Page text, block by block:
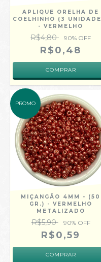
APLIQUE ORELHA DE
COELHINHO (3
- VERMELHO
R$4,80 90% OFF
R$0,48
PROMO
MIÇANGÃO 4MM - (50
GR.) - VERMELHO
METALIZADO
R$5,90 90% OFF
R$0,59